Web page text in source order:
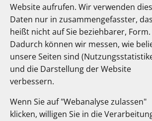
Website aufrufen. Wir verwenden
Daten nur in zusammengefasster, das
heißt nicht auf Sie beziehbarer, Form.
Dadurch können wir messen, wie
unsere Seiten sind
und die Darstellung der Website
verbessern.
Wenn Sie auf "Webanalyse zulassen"
klicken, willigen Sie in die
Hauptmenü
Sie sind hier: Start Detail
Leistung in einer anderen Sprache